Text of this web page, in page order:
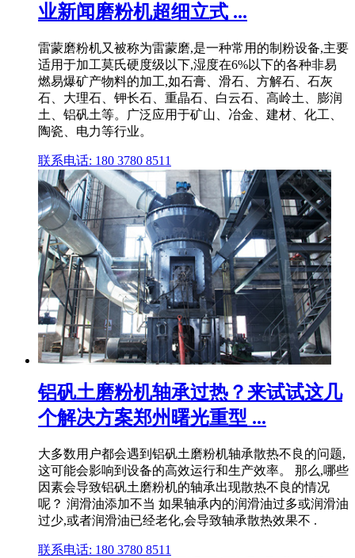
业新闻磨粉机超细立式 ...
雷蒙磨粉机又被称为雷蒙磨,是一种常用的制粉设备,主要
适用于加工莫氏硬度级以下,湿度在6%以下的各种非易
燃易爆矿产物料的加工,如石膏、滑石、方解石、石灰
石、大理石、钾长石、重晶石、白云石、高岭土、膨润
土、铝矾土等。广泛应用于矿山、冶金、建材、化工、
陶瓷、电力等行业。
联系电话: 180 3780 8511
铝矾土磨粉机轴承过热？来试试这几
个解决方案郑州曙光重型 ...
大多数用户都会遇到铝矾土磨粉机轴承散热不良的问题,
这可能会影响到设备的高效运行和生产效率。 那么,哪些
因素会导致铝矾土磨粉机的轴承出现散热不良的情况
呢？ 润滑油添加不当 如果轴承内的润滑油过多或润滑油
过少,或者润滑油已经老化,会导致轴承散热效果不 .
联系电话: 180 3780 8511